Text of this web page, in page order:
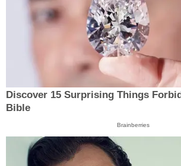
Discover 15 Surprising Things
Bible
Brainberries